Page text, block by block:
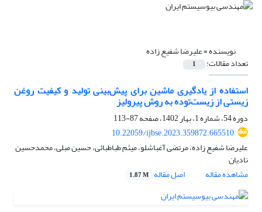
نویسنده =علیرضا شفیع زاده
تعداد مقالات: 1
استفاده از یادگیری ماشین برای پیش‌بینی تولید و کیفیت روغن
زیستی از زیست‌توده به روش پیرولیز
دوره 54، شماره 1، بهار 1402، صفحه
87-113
10.22059/ijbse.2023.359872.665510
علیرضا شفیع زاده، مرتضی آغباشلو، میثم طباطبائی، حسین مبلی، محمدحسین
نادیان
مشاهده مقاله
اصل مقاله 1.87 M